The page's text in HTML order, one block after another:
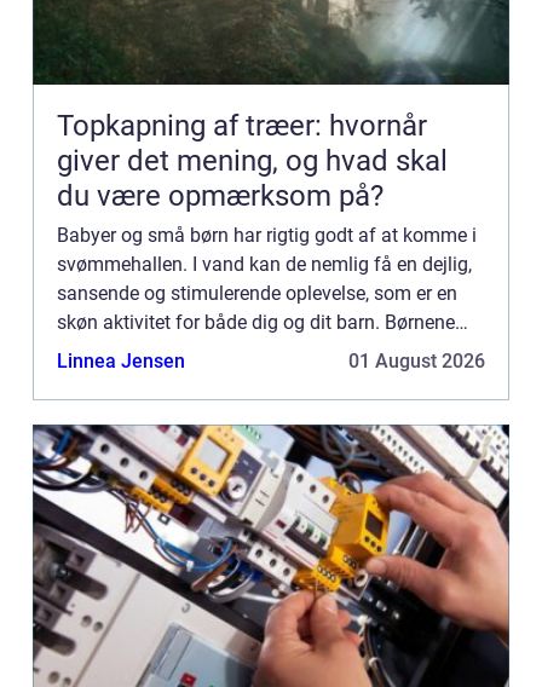
Topkapning af træer: hvornår
giver det mening, og hvad skal
du være opmærksom på?
Babyer og små børn har rigtig godt af at komme i
svømmehallen. I vand kan de nemlig få en dejlig,
sansende og stimulerende oplevelse, som er en
skøn aktivitet for både dig og dit barn. Børnene
kan læ...
Linnea Jensen 01 August 2026